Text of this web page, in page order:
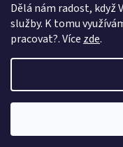
Dělá nám radost, když
služby. K tomu
pracovat?. Více zde.
29.11.2021